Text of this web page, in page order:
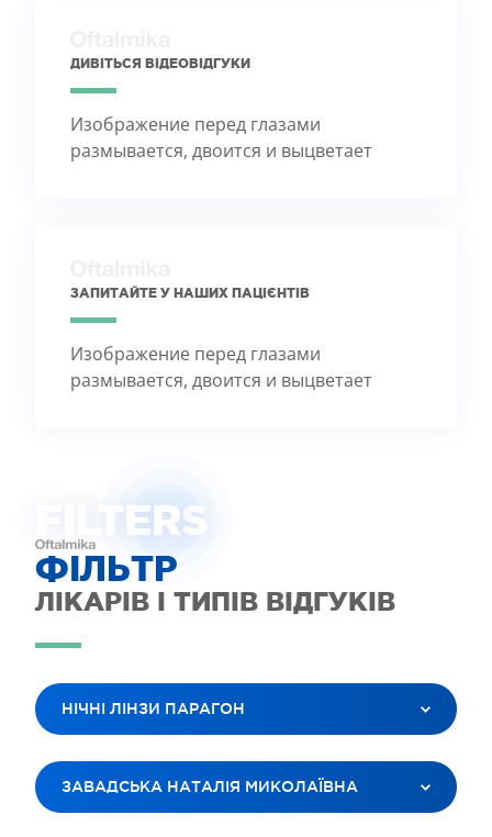
ДИВІТЬСЯ ВІДЕОВІДГУКИ
Изображение перед глазами
размывается, двоится и выцветает
ЗАПИТАЙТЕ У НАШИХ ПАЦІЄНТІВ
Изображение перед глазами
размывается, двоится и выцветает
FILTERS
ФІЛЬТР
ЛІКАРІВ І ТИПІВ ВІДГУКІВ
НІЧНІ ЛІНЗИ ПАРАГОН
ВСІ ПОСЛУГИ
ЛАЗЕРНА КОРЕКЦІЯ ЗОРУ
ЗАВАДСЬКА НАТАЛІЯ МИКОЛАЇВНА